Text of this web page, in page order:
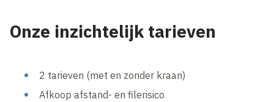
Onze inzichtelijk tarieven
2 tarieven (met en zonder kraan)
Afkoop afstand- en filerisico